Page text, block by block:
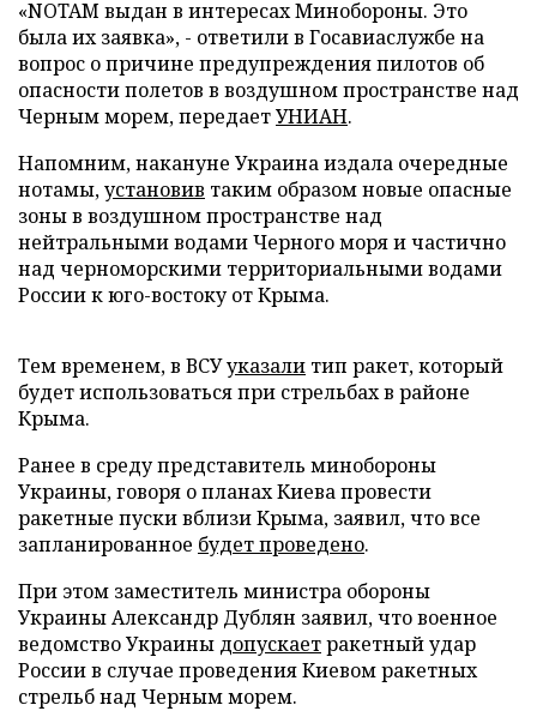
«NOTAM выдан в интересах Минобороны. Это
была их заявка», - ответили в Госавиаслужбе на
вопрос о причине предупреждения пилотов об
опасности полетов в воздушном пространстве над
Черным морем, передаетУНИАН.
Напомним, накануне Украина издала очередные
нотамы,установив таким образом новые опасные
зоны в воздушном пространстве над
нейтральными водами Черного моря и частично
над черноморскими территориальными водами
России к юго-востоку от Крыма.
Тем временем, в ВСУуказали тип ракет, который
будет использоваться при стрельбах в районе
Крыма.
Ранее в среду представитель минобороны
Украины, говоря о планах Киева провести
ракетные пуски вблизи Крыма, заявил, что все
запланированное будет проведено.
При этом заместитель министра обороны
Украины Александр Дублян заявил, что военное
ведомство Украины допускаетракетный удар
России в случае проведения Киевом ракетных
стрельб над Черным морем.